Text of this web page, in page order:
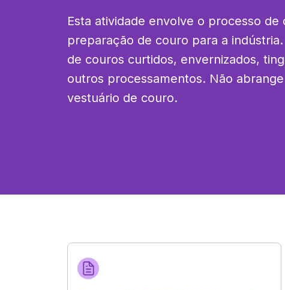
Esta atividade envolve o processo de
preparação de couro para a
de couros curtidos, envernizados,
outros processamentos. Não
vestuário de couro.